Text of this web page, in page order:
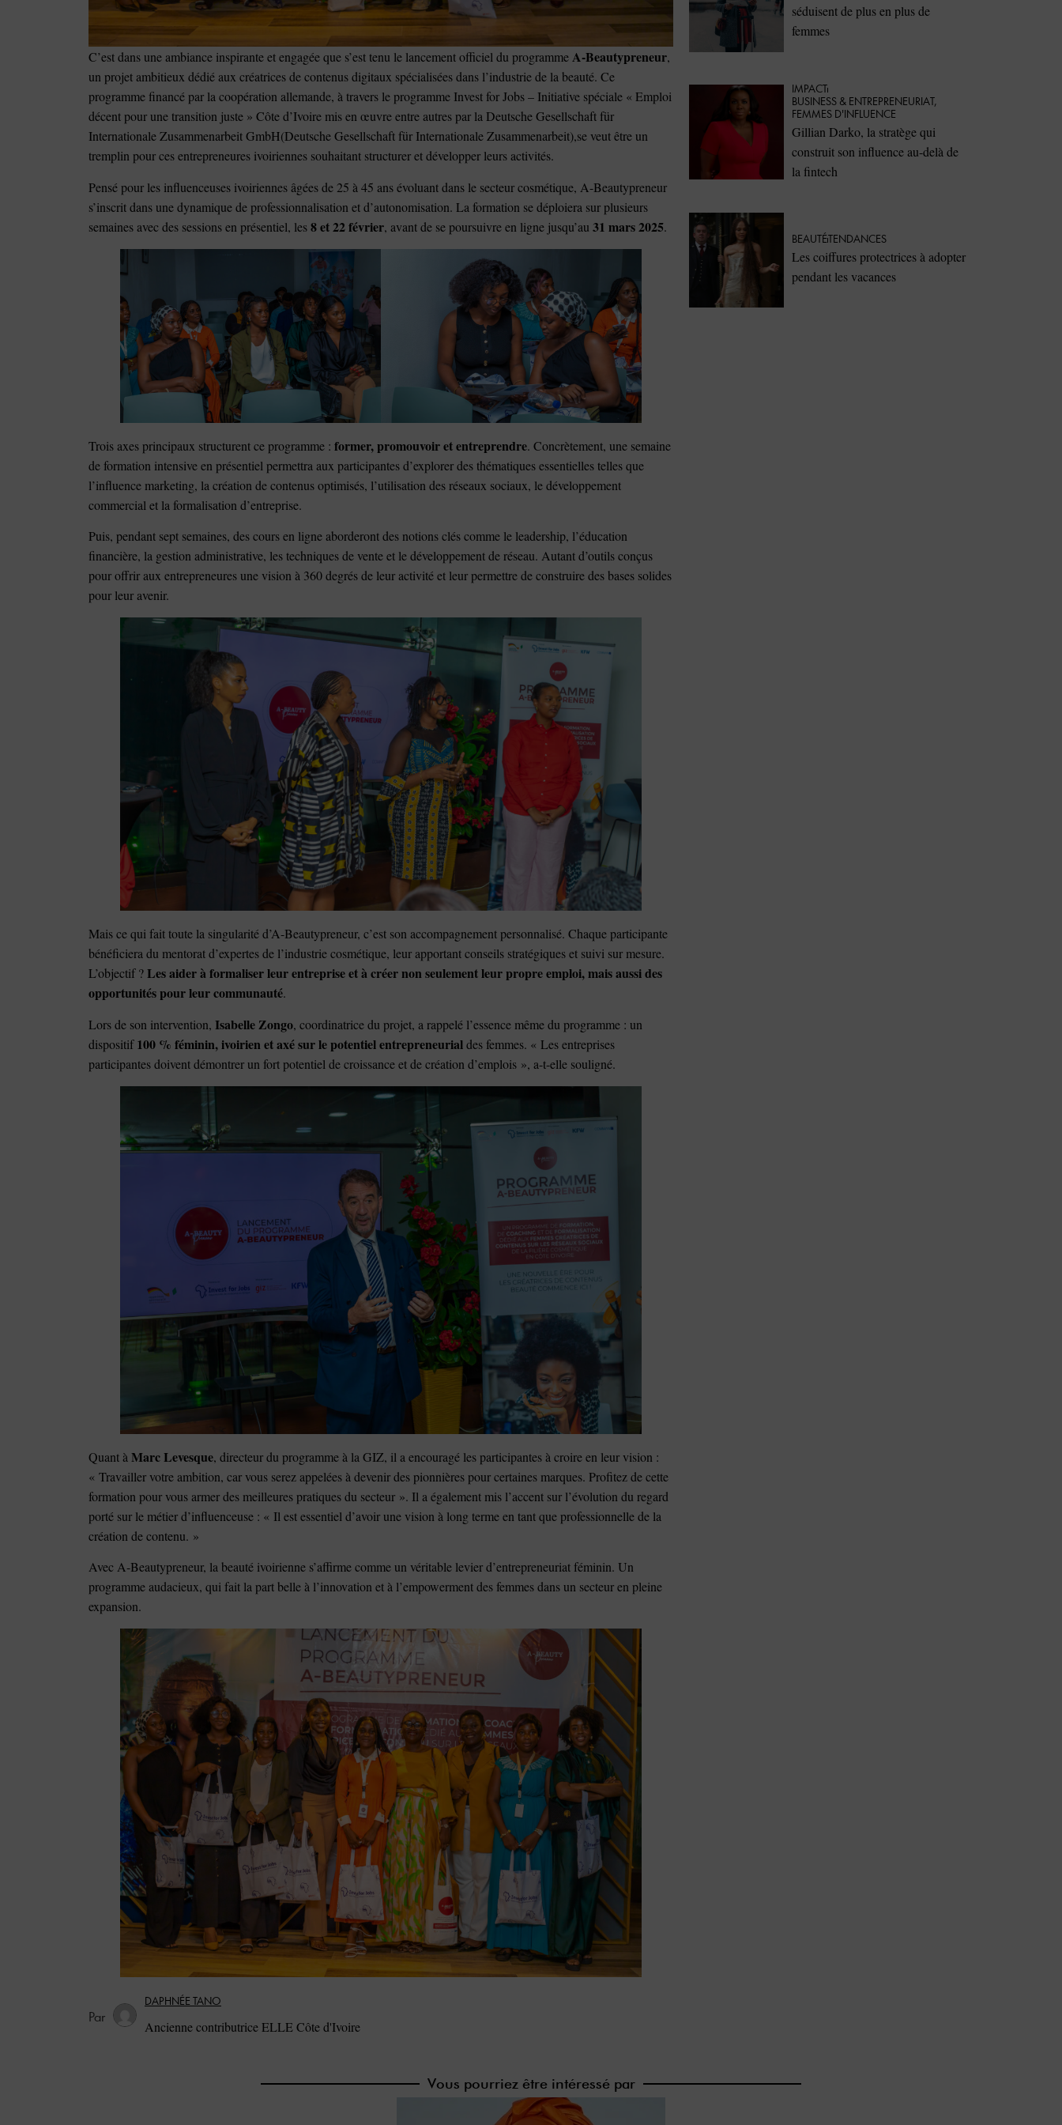
C’est dans une ambiance inspirante et engagée que s’est tenu le lancement officiel du programmeA-Beautypreneur,
un projet ambitieux dédié aux créatrices de contenus digitaux spécialisées dans l’industrie de la beauté. Ce
programme financé par la coopération allemande, à travers le programme Invest for Jobs – Initiative spéciale « Emploi
décent pour une transition juste » Côte d’Ivoire mis en œuvre entre autres par la Deutsche Gesellschaft für
Internationale Zusammenarbeit GmbH(Deutsche Gesellschaft für Internationale Zusammenarbeit),se veut être un
tremplin pour ces entrepreneures ivoiriennes souhaitant structurer et développer leurs activités.
Pensé pour les influenceuses ivoiriennes âgées de 25 à 45 ans évoluant dans le secteur cosmétique, A-Beautypreneur
s’inscrit dans une dynamique de professionnalisation et d’autonomisation. La formation se déploiera sur plusieurs
semaines avec des sessions en présentiel, les8 et 22 février, avant de se poursuivre en ligne jusqu’au 31 mars 2025.
Trois axes principaux structurent ce programme : former, promouvoir et entreprendre. Concrètement, une semaine
de formation intensive en présentiel permettra aux participantes d’explorer des thématiques essentielles telles que
l’influence marketing, la création de contenus optimisés, l’utilisation des réseaux sociaux, le développement
commercial et la formalisation d’entreprise.
Puis, pendant sept semaines, des cours en ligne aborderont des notions clés comme le leadership, l’éducation
financière, la gestion administrative, les techniques de vente et le développement de réseau. Autant d’outils conçus
pour offrir aux entrepreneures une vision à 360 degrés de leur activité et leur permettre de construire des bases solides
pour leur avenir.
Mais ce qui fait toute la singularité d’A-Beautypreneur, c’est son accompagnement personnalisé. Chaque participante
bénéficiera du mentorat d’expertes de l’industrie cosmétique, leur apportant conseils stratégiques et suivi sur mesure.
L’objectif ?Les aider à formaliser leur entreprise et à créer non seulement leur propre emploi, mais aussi des
opportunités pour leur communauté.
Lors de son intervention, Isabelle Zongo, coordinatrice du projet, a rappelé l’essence même du programme : un
dispositif100 % féminin, ivoirien et axé sur le potentiel entrepreneurialdes femmes. « Les entreprises
participantes doivent démontrer un fort potentiel de croissance et de création d’emplois », a-t-elle souligné.
Quant à Marc Levesque, directeur du programme à la GIZ, il a encouragé les participantes à croire en leur vision :
« Travailler votre ambition, car vous serez appelées à devenir des pionnières pour certaines marques. Profitez de cette
formation pour vous armer des meilleures pratiques du secteur ». Il a également mis l’accent sur l’évolution du regard
porté sur le métier d’influenceuse : « Il est essentiel d’avoir une vision à long terme en tant que professionnelle de la
création de contenu. »
Avec A-Beautypreneur, la beauté ivoirienne s’affirme comme un véritable levier d’entrepreneuriat féminin. Un
programme audacieux, qui fait la part belle à l’innovation et à l’empowerment des femmes dans un secteur en pleine
expansion.
DAPHNÉE TANO
Ancienne contributrice ELLE Côte d'Ivoire
séduisent de plus en plus de
femmes
IMPACT
⁠BUSINESS & ENTREPRENEURIAT ,
FEMMES D'INFLUENCE
Gillian Darko, la stratège qui
construit son influence au-delà de
la fintech
BEAUTÉTENDANCES
Les coiffures protectrices à adopter
pendant les vacances
Vous pourriez être intéressé par